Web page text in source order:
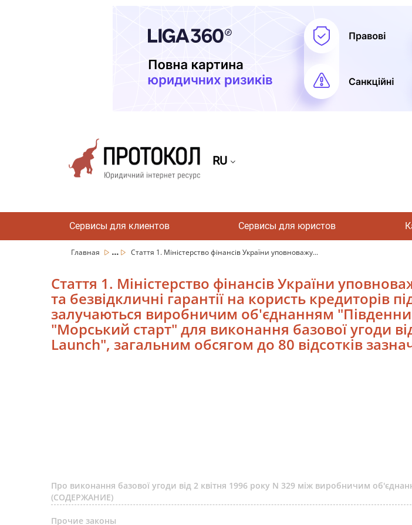
RU
Сервисы для клиентов Сервисы для юристов
Главная ... Стаття 1. Міністерство фінансів України уповноважу...
Стаття 1. Міністерство фінансів України
та безвідкличні гарантії на користь кредиторів
залучаються виробничим об'єднанням
"Морський старт" для виконання базової угоди
Launсh", загальним обсягом до 80 відсотків
Про виконання базової угоди від 2 квітня 1996 року N 329 між виробничим
(СОДЕРЖАНИЕ)
Прочие законы